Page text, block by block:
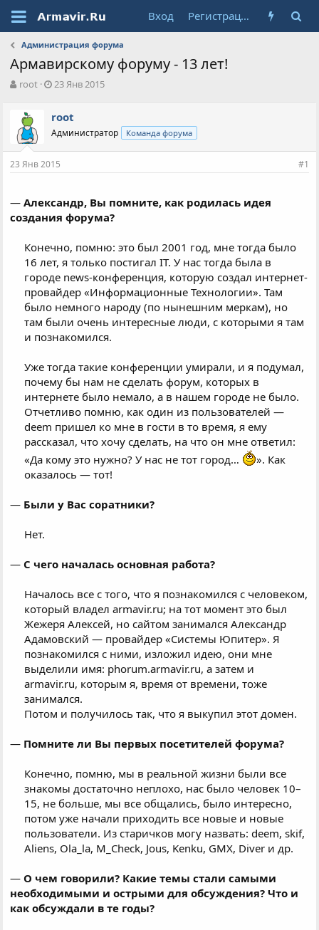
Вход Регистрация
Администрация форума
Армавирскому форуму - 13 лет!
А
о
р
т
е
root
Д
а
н
ч
а
23 Янв 2015
root
Администратор Команда форума
23 Янв 2015 #1
—Александр, Вы помните, как родилась идея
создания форума?
Конечно, помню: это был 2001 год, мне тогда было
16 лет, я только постигал IT. У нас тогда была в
городе news-конференция, которую создал интернет-
провайдер «Информационные Технологии». Там
было немного народу (по нынешним меркам), но
там были очень интересные люди, с которыми я там
и познакомился.
Уже тогда такие конференции умирали, и я подумал,
почему бы нам не сделать форум, которых в
интернете было немало, а в нашем городе не было.
Отчетливо помню, как один из пользователей —
deem пришел ко мне в гости в то время, я ему
рассказал, что хочу сделать, на что он мне ответил:
«Да кому это нужно? У нас не тот город…
». Как
оказалось — тот!​
— Были у Вас соратники?
Нет.​
— С чего началась основная работа?
Началось все с того, что я познакомился с человеком,
который владел armavir.ru; на тот момент это был
Жежеря Алексей, но сайтом занимался Александр
Адамовский — провайдер «Системы Юпитер». Я
познакомился с ними, изложил идею, они мне
выделили имя: phorum.armavir.ru, а затем и
armavir.ru, которым я, время от времени, тоже
занимался.
Потом и получилось так, что я выкупил этот домен.​
— Помните ли Вы первых посетителей форума?
Конечно, помню, мы в реальной жизни были все
знакомы достаточно неплохо, нас было человек 10–
15, не больше, мы все общались, было интересно,
потом уже начали приходить все новые и новые
пользователи. Из старичков могу назвать: deem, skif,
Aliens, Ola_la, M_Check, Jous, Kenku, GMX, Diver и др.​
— О чем говорили? Какие темы стали самыми
необходимыми и острыми для обсуждения? Что и
как обсуждали в те годы?